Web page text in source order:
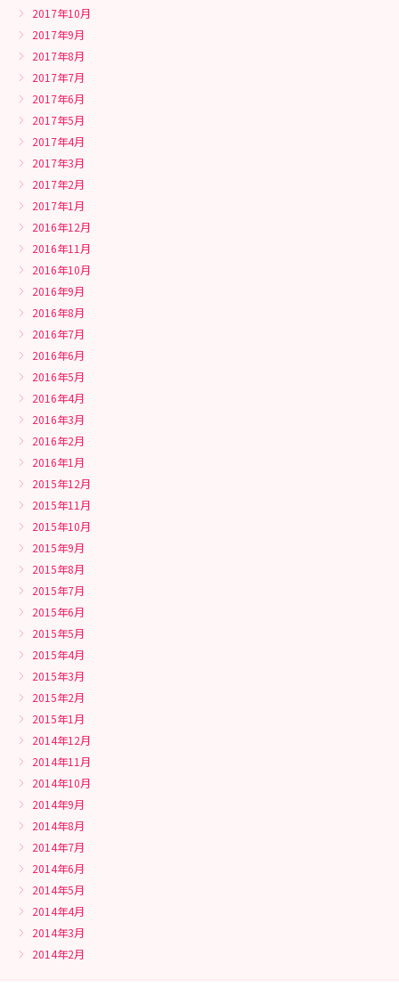
2017年10月
2017年9月
2017年8月
2017年7月
2017年6月
2017年5月
2017年4月
2017年3月
2017年2月
2017年1月
2016年12月
2016年11月
2016年10月
2016年9月
2016年8月
2016年7月
2016年6月
2016年5月
2016年4月
2016年3月
2016年2月
2016年1月
2015年12月
2015年11月
2015年10月
2015年9月
2015年8月
2015年7月
2015年6月
2015年5月
2015年4月
2015年3月
2015年2月
2015年1月
2014年12月
2014年11月
2014年10月
2014年9月
2014年8月
2014年7月
2014年6月
2014年5月
2014年4月
2014年3月
2014年2月